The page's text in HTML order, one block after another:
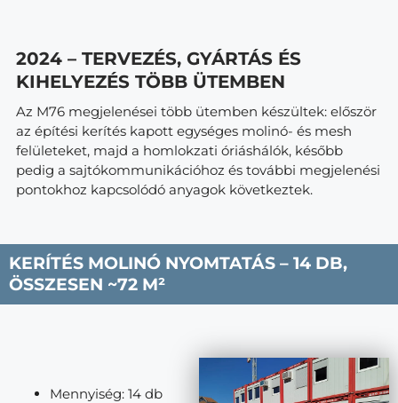
2024 – TERVEZÉS, GYÁRTÁS ÉS
KIHELYEZÉS TÖBB ÜTEMBEN
Az M76 megjelenései több ütemben készültek: először
az építési kerítés kapott egységes molinó- és mesh
felületeket, majd a homlokzati óriáshálók, később
pedig a sajtókommunikációhoz és további megjelenési
pontokhoz kapcsolódó anyagok következtek.
KERÍTÉS MOLINÓ NYOMTATÁS – 14 DB,
ÖSSZESEN ~72 M²
Mennyiség: 14 db